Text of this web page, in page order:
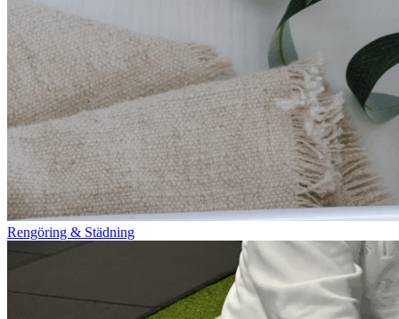
Rengöring & Städning